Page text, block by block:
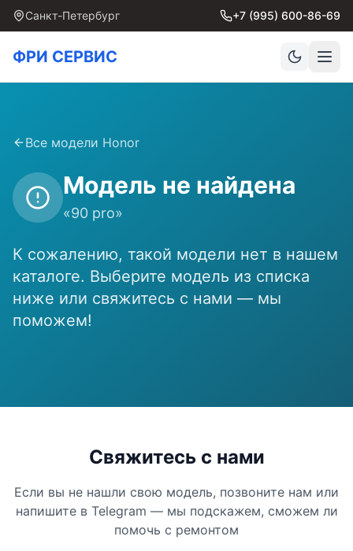
Санкт-Петербург +7 (995) 600-86-69
ФРИ СЕРВИС
Все модели Honor
Модель не найдена
«90 pro»
К сожалению, такой модели нет в нашем
каталоге. Выберите модель из списка
ниже или свяжитесь с нами — мы
поможем!
Свяжитесь с нами
Если вы не нашли свою модель, позвоните нам или
напишите в Telegram — мы подскажем, сможем ли
помочь с ремонтом